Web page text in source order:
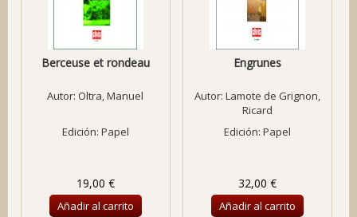
Berceuse et rondeau
Autor: Oltra, Manuel
Edición: Papel
19,00 €
Añadir al carrito
Engrunes
Autor: Lamote de Grignon,
Ricard
Edición: Papel
32,00 €
Añadir al carrito